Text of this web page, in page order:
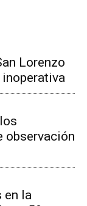
Lorenzo
observación
en la